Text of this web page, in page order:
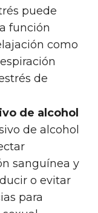
puede
función
como
de
de alcohol
de alcohol
sanguínea y
o evitar
para